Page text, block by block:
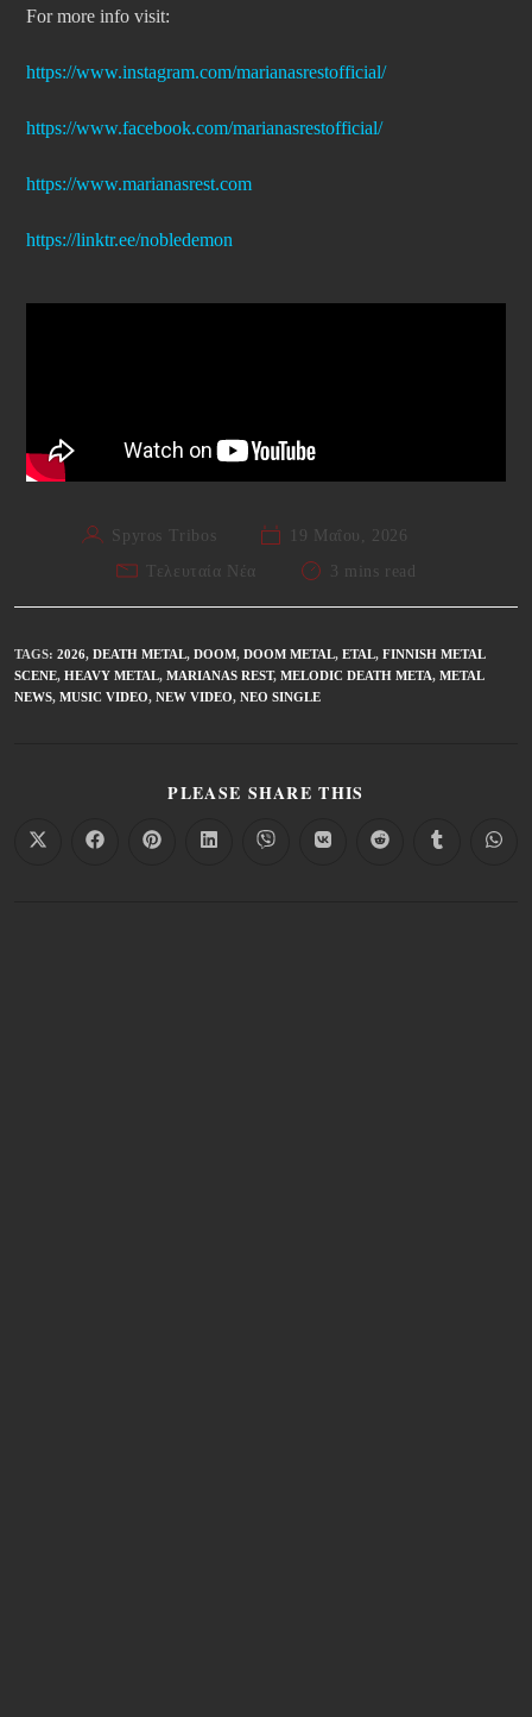
For more info visit:
https://www.instagram.com/marianasrestofficial/
https://www.facebook.com/marianasrestofficial/
https://www.marianasrest.com
https://linktr.ee/nobledemon
Spyros Tribos
19 Μαΐου, 2026
Τελευταία Νέα
3 mins read
TAGS: 2026, DEATH METAL, DOOM, DOOM METAL, ETAL, FINNISH METAL
SCENE, HEAVY METAL, MARIANAS REST, MELODIC DEATH META, METAL
NEWS, MUSIC VIDEO, NEW VIDEO, ΝΈΟ SINGLE
PLEASE SHARE THIS